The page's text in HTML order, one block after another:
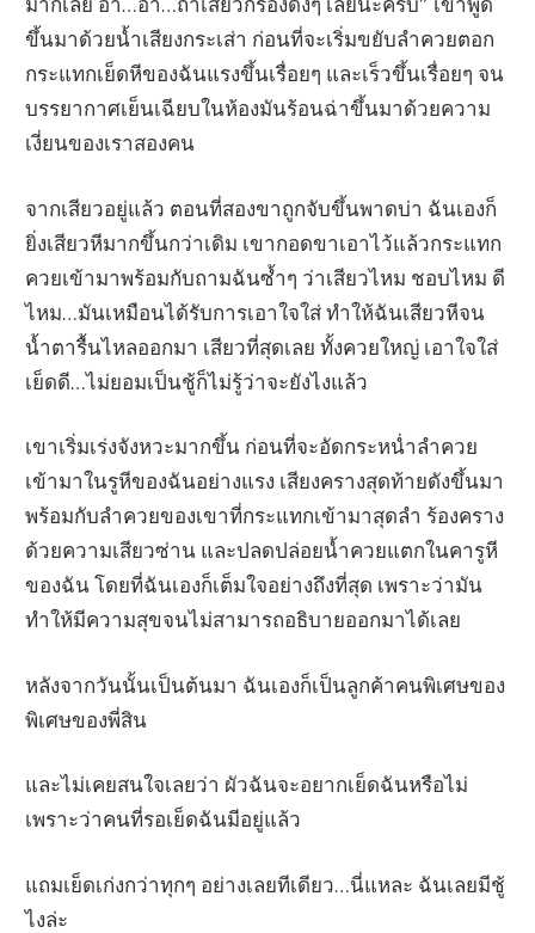
ขึ้นมาด้วยน้ำเสียงกระเส่า ก่อนที่จะเริ่มขยับลำควยตอก
กระแทกเย็ดหีของฉันแรงขึ้นเรื่อยๆ และเร็วขึ้นเรื่อยๆ จน
บรรยากาศเย็นเฉียบในห้องมันร้อนฉ่าขึ้นมาด้วยความ
เงี่ยนของเราสองคน
จากเสียวอยู่แล้ว ตอนที่สองขาถูกจับขึ้นพาดบ่า ฉันเองก็
ยิ่งเสียวหีมากขึ้นกว่าเดิม เขากอดขาเอาไว้แล้วกระแทก
ควยเข้ามาพร้อมกับถามฉันซ้ำๆ ว่าเสียวไหม ชอบไหม ดี
ไหม…มันเหมือนได้รับการเอาใจใส่ ทำให้ฉันเสียวหีจน
น้ำตารื้นไหลออกมา เสียวที่สุดเลย ทั้งควยใหญ่ เอาใจใส่
เย็ดดี…ไม่ยอมเป็นชู้ก็ไม่รู้ว่าจะยังไงแล้ว
เขาเริ่มเร่งจังหวะมากขึ้น ก่อนที่จะอัดกระหน่ำลำควย
เข้ามาในรูหีของฉันอย่างแรง เสียงครางสุดท้ายดังขึ้นมา
พร้อมกับลำควยของเขาที่กระแทกเข้ามาสุดลำ ร้องคราง
ด้วยความเสียวซ่าน และปลดปล่อยน้ำควยแตกในคารูหี
ของฉัน โดยที่ฉันเองก็เต็มใจอย่างถึงที่สุด เพราะว่ามัน
ทำให้มีความสุขจนไม่สามารถอธิบายออกมาได้เลย
หลังจากวันนั้นเป็นต้นมา ฉันเองก็เป็นลูกค้าคนพิเศษของ
พิเศษของพี่สิน
และไม่เคยสนใจเลยว่า ผัวฉันจะอยากเย็ดฉันหรือไม่
เพราะว่าคนที่รอเย็ดฉันมีอยู่แล้ว
แถมเย็ดเก่งกว่าทุกๆ อย่างเลยทีเดียว…นี่แหละ ฉันเลยมีชู้
ไงล่ะ